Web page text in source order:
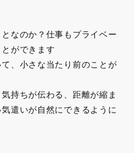
なのか？仕事もプライベー
ができます
、小さな当たり前のことが
持ちが伝わる、距離が縮ま
遣いが自然にできるように